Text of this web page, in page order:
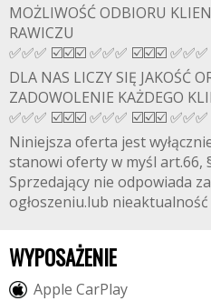
MOŻLIWOŚĆ ODBIORU
RAWICZU
✅✅✅ ☑️☑️☑️ ✅✅✅ ☑️☑️☑️
DLA NAS LICZY SIĘ JAKOŚĆ
ZADOWOLENIE KAŻDEGO
✅✅✅ ☑️☑️☑️ ✅✅✅ ☑️☑️☑️
Niniejsza oferta jest
stanowi oferty w myśl art.66,
Sprzedający nie odpowiada
ogłoszeniu.lub nieaktualność
WYPOSAŻENIE
Apple CarPlay